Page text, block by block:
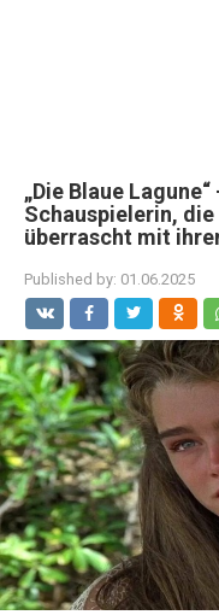
„Die Blaue
Schauspielerin,
überrascht mit
Published by: 01.06.2025